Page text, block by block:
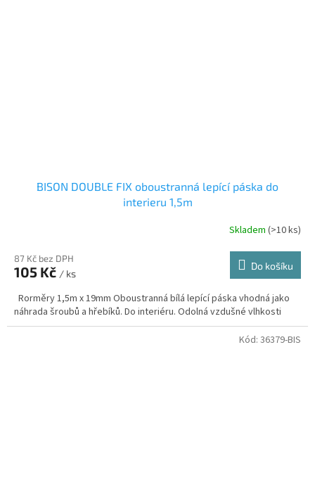
BISON DOUBLE FIX oboustranná lepící páska do
interieru 1,5m
Skladem (>10 ks)
87 Kč bez DPH
105 Kč / ks
Do košíku
Rorměry 1,5m x 19mm Oboustranná bílá lepící páska vhodná jako
náhrada šroubů a hřebíků. Do interiéru. Odolná vzdušné vlhkosti
Kód: 36379-BIS